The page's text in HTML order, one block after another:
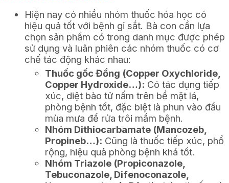
Hiện nay có nhiều nhóm thuốc hóa học có
hiệu quả tốt với bệnh gỉ sắt. Bà con cần lựa
chọn sản phẩm có trong danh mục được phép
sử dụng và luân phiên các nhóm thuốc có cơ
chế tác động khác nhau:
Thuốc gốc Đồng (Copper Oxychloride,
Copper Hydroxide…): Có tác dụng tiếp
xúc, diệt bào tử nấm trên bề mặt lá,
phòng bệnh tốt, đặc biệt là phun vào đầu
mùa mưa để rửa trôi mầm bệnh.
Nhóm Dithiocarbamate (Mancozeb,
Propineb…): Cũng là thuốc tiếp xúc, phổ
rộng, hiệu quả phòng bệnh khá tốt.
Nhóm Triazole (Propiconazole,
Tebuconazole, Difenoconazole,